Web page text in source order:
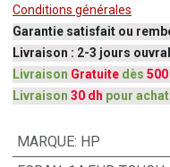
Conditions générales
Garantie satisfait ou
Livraison : 2-3 jours
Livraison Gratuite dès 500
Livraison 30 dh pour achat
MARQUE: HP